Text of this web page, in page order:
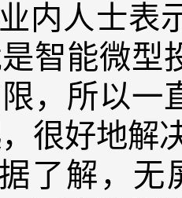
业内人士表
智能微型
，所以一
很好地解
据了解，无